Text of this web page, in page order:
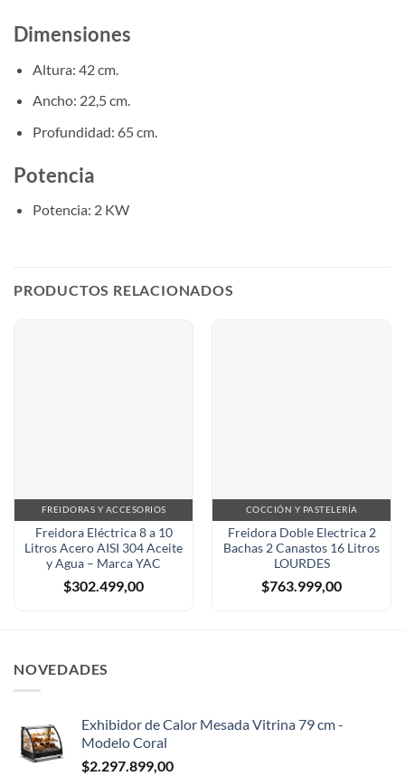
Dimensiones
Altura: 42 cm.
Ancho: 22,5 cm.
Profundidad: 65 cm.
Potencia
Potencia: 2 KW
PRODUCTOS RELACIONADOS
FREIDORAS Y ACCESORIOS
Freidora Eléctrica 8 a 10
Litros Acero AISI 304 Aceite
y Agua – Marca YAC
$302.499,00
COCCIÓN Y PASTELERÍA
Freidora Doble Electrica 2
Bachas 2 Canastos 16 Litros
LOURDES
$763.999,00
NOVEDADES
Exhibidor de Calor Mesada Vitrina 79 cm -
Modelo Coral
$2.297.899,00